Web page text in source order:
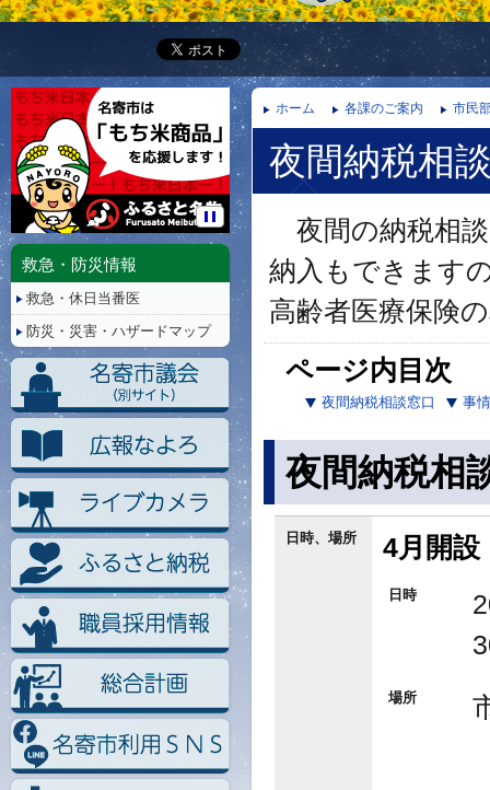
ホーム 各課のご案内 市民
夜間納税相
夜間の納税相
納入もできます
高齢者医療保険
ページ内目次
夜間納税相談窓口 事
夜間納税相
日時、場所 4月開設
日時
場所
停
救急・防災情報
救急・休日当番医
防災・災害・ハザードマップ